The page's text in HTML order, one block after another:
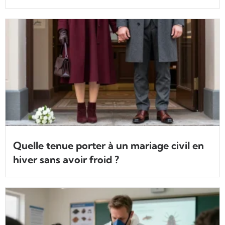
Quelle tenue porter à un mariage civil en
hiver sans avoir froid ?